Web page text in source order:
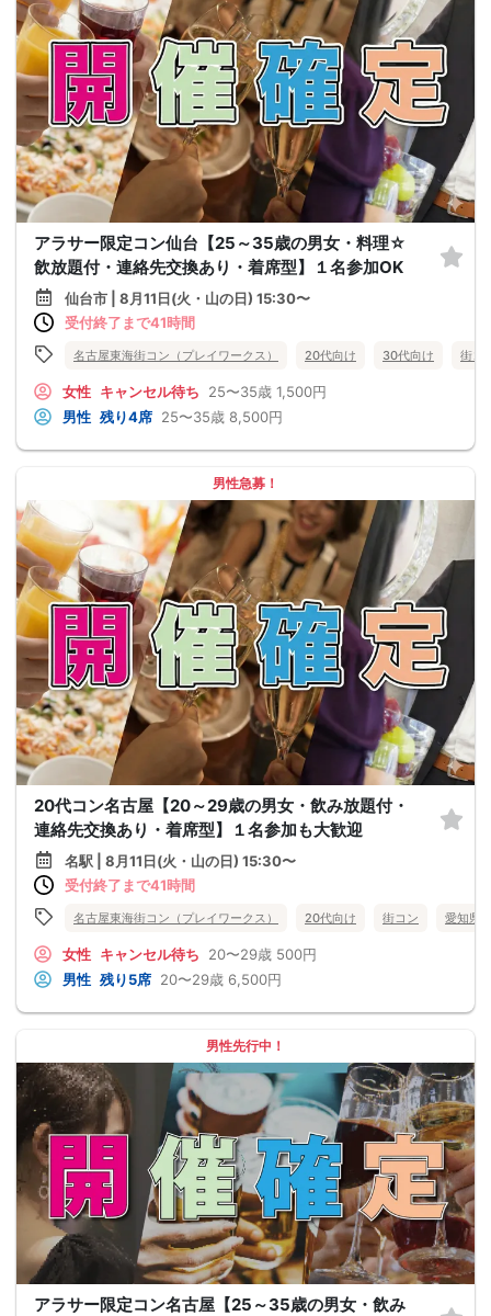
アラサー限定コン仙台【25～35歳の男女・料理☆
飲放題付・連絡先交換あり・着席型】１名参加OK
仙台市 | 8月11日(火・山の日) 15:30〜
受付終了まで41時間
名古屋東海街コン（プレイワークス） 20代向け 30代向け 街コ
女性 キャンセル待ち 25〜35歳 1,500円
男性 残り4席 25〜35歳 8,500円
男性急募！
20代コン名古屋【20～29歳の男女・飲み放題付・
連絡先交換あり・着席型】１名参加も大歓迎
名駅 | 8月11日(火・山の日) 15:30〜
受付終了まで41時間
名古屋東海街コン（プレイワークス） 20代向け 街コン 愛知県
女性 キャンセル待ち 20〜29歳 500円
男性 残り5席 20〜29歳 6,500円
男性先行中！
アラサー限定コン名古屋【25～35歳の男女・飲み